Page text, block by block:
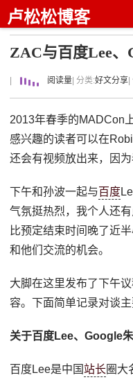
卢松松博客
ZAC与百度Lee、
阅读量 | 分类:好文分享
2013年春季的MADCon
感兴趣的读者可以在
还会有视频放出来，因
下午和孙波一起与百度
气氛挺热烈，我个人还
比预定结束时间晚了近
和他们交流的机会。
大脚在这里发布了下午
容。下面简单记录对谈主
关于百度Lee、Google
百度Lee是中国 站长圈大